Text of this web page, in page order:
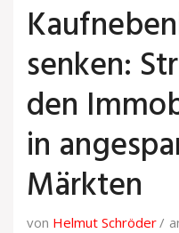
senken:
den
in
Märkten
von Helmut Schröder